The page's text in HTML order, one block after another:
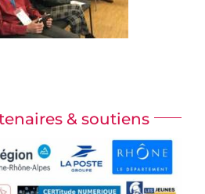
& soutiens